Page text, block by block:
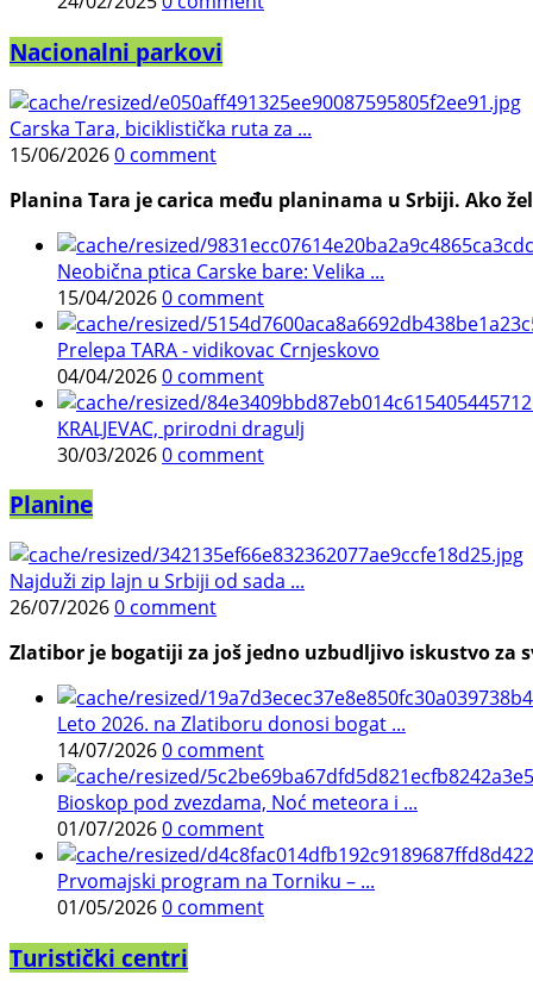
Nacionalni parkovi
Carska Tara, biciklistička ruta za ...
15/06/20260 comment
Planina Tara je carica među planinama u Srbiji. Ako
Neobična ptica Carske bare: Velika ...
15/04/20260 comment
Prelepa TARA - vidikovac Crnjeskovo
04/04/20260 comment
KRALJEVAC, prirodni dragulj
30/03/20260 comment
Planine
Najduži zip lajn u Srbiji od sada ...
26/07/20260 comment
Zlatibor je bogatiji za još jedno uzbudljivo iskustvo
Leto 2026. na Zlatiboru donosi bogat ...
14/07/20260 comment
Bioskop pod zvezdama, Noć meteora i ...
01/07/20260 comment
Prvomajski program na Torniku – ...
01/05/20260 comment
Turistički centri